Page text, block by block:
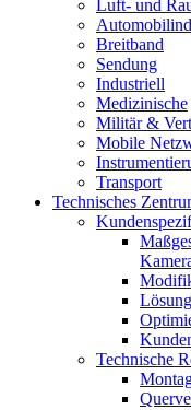
Luft- und
Breitband
Sendung
Industriell
Medizinische
Militär &
Mobile
Transport
Technisches
Technische